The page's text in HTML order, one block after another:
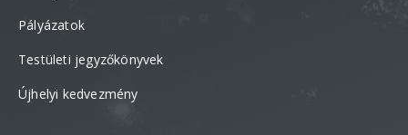
Pályázatok
Testületi jegyzőkönyvek
Újhelyi kedvezmény